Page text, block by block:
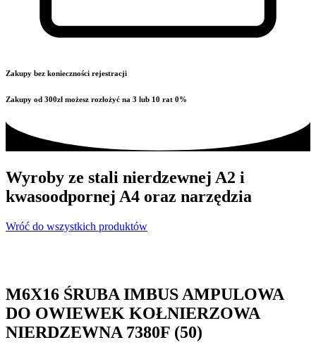
Zakupy bez konieczności rejestracji
Zakupy od 300zł możesz rozłożyć na 3 lub 10 rat 0%
Wyroby ze stali nierdzewnej A2 i
kwasoodpornej A4 oraz narzędzia
Wróć do wszystkich produktów
M6X16 ŚRUBA IMBUS AMPULOWA
DO OWIEWEK KOŁNIERZOWA
NIERDZEWNA 7380F (50)